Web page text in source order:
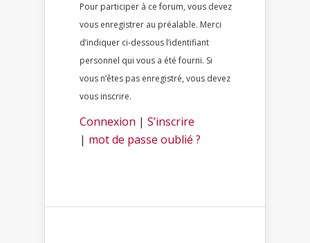
Pour participer à ce forum, vous devez
vous enregistrer au préalable. Merci
d’indiquer ci-dessous l’identifiant
personnel qui vous a été fourni. Si
vous n’êtes pas enregistré, vous devez
vous inscrire.
Connexion | S’inscrire
| mot de passe oublié ?